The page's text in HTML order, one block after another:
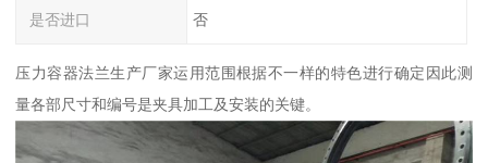
是否进口 否
压力容器法兰生产厂家运用范围根据不一样的特色进行确定因此测
量各部尺寸和编号是夹具加工及安装的关键。